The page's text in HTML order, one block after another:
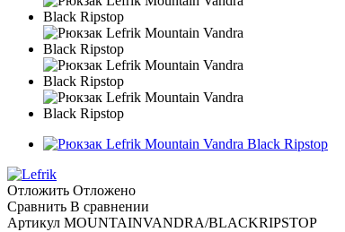
Отложить Отложено
Сравнить В сравнении
Артикул MOUNTAINVANDRA/BLACKRIPSTOP